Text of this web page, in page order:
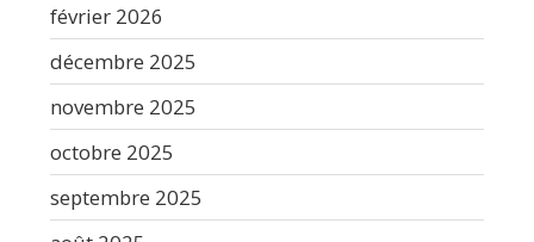
février 2026
décembre 2025
novembre 2025
octobre 2025
septembre 2025